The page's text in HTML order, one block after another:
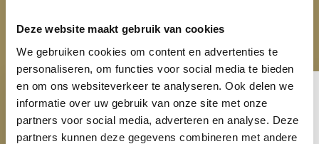
Deze website maakt gebruik van cookies
We gebruiken cookies om content en advertenties te
personaliseren, om functies voor social media te bieden
en om ons websiteverkeer te analyseren. Ook delen we
informatie over uw gebruik van onze site met onze
partners voor social media, adverteren en analyse. Deze
partners kunnen deze gegevens combineren met andere
Maak je aankoop compleet